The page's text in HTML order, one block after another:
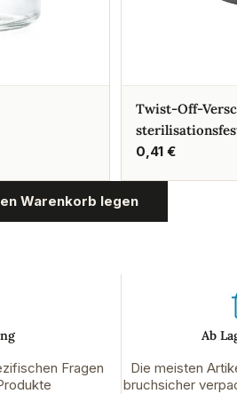
Twist-Off-
Regulärer
0,41 €
Warenkorb legen
Fragen
Ab
Die meisten
bruchsicher